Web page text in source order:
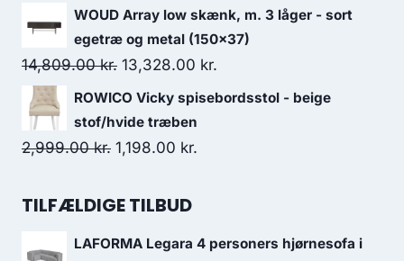
WOUD Array low skænk, m. 3 låger - sort
egetræ og metal (150x37)
14,809.00kr. 13,328.00 kr.
ROWICO Vicky spisebordsstol - beige
stof/hvide træben
2,999.00kr. 1,198.00 kr.
TILFÆLDIGE TILBUD
LAFORMA Legara 4 personers hjørnesofa i